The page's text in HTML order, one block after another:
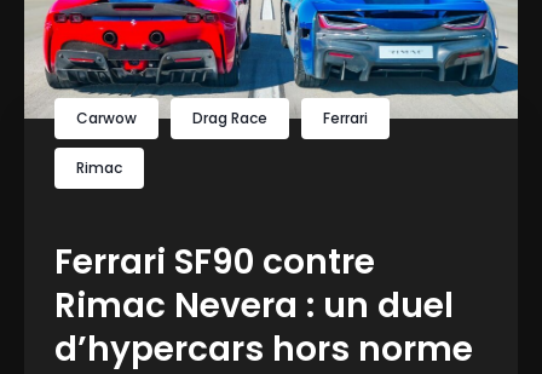
Carwow Drag Race Ferrari
Rimac
Ferrari SF90 contre
Rimac Nevera : un duel
d’hypercars hors norme